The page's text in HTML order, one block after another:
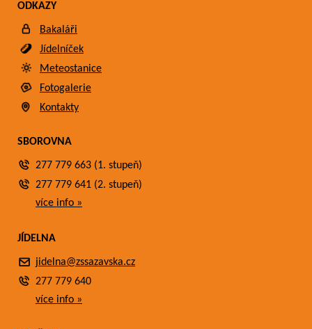
ODKAZY
Bakaláři
Jídelníček
Meteostanice
Fotogalerie
Kontakty
SBOROVNA
277 779 663 (1. stupeň)
277 779 641 (2. stupeň)
více info »
JÍDELNA
jidelna@zssazavska.cz
277 779 640
více info »